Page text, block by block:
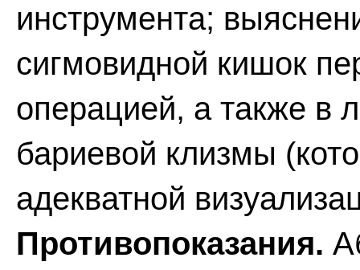
инструмента;
сигмовидной кишок
операцией, а также в
бариевой клизмы
адекватной
Противопоказания.